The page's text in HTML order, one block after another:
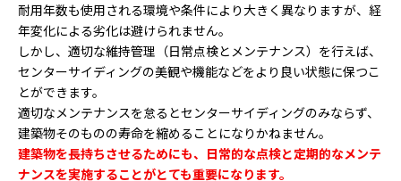
耐用年数も使用される環境や条件により大きく異なりますが、経
年変化による劣化は避けられません。
しかし、適切な維持管理（日常点検とメンテナンス）を行えば、
センターサイディングの美観や機能などをより良い状態に保つこ
とができます。
適切なメンテナンスを怠るとセンターサイディングのみならず、
建築物そのものの寿命を縮めることになりかねません。
建築物を長持ちさせるためにも、日常的な点検と定期的なメンテ
ナンスを実施することがとても重要になります。